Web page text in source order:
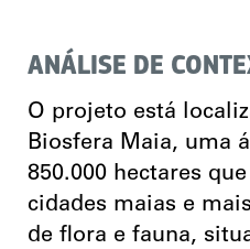
ANÁLISE DE
O projeto está
Biosfera Maia, uma
850.000 hectares
cidades maias e
de flora e fauna,